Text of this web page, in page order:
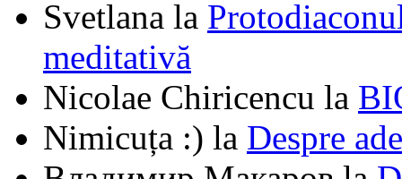
Svetlana la
meditativă
Nicolae Chiricencu la
Nimicuța :) la Despre